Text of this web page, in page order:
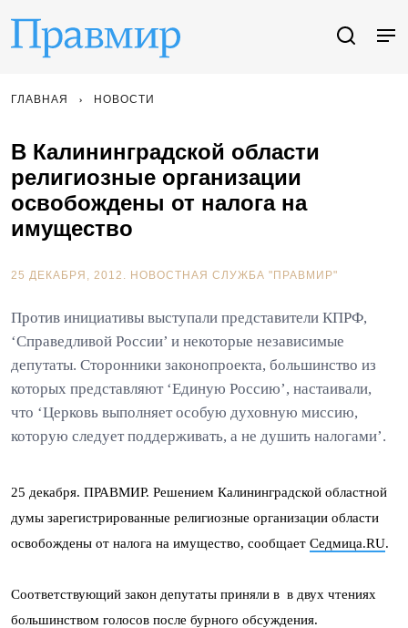
ГЛАВНАЯ НОВОСТИ
В Калининградской области
религиозные организации
освобождены от налога на
имущество
25 ДЕКАБРЯ, 2012. НОВОСТНАЯ СЛУЖБА "ПРАВМИР"
Против инициативы выступали представители КПРФ,
‘Справедливой России’ и некоторые независимые
депутаты. Сторонники законопроекта, большинство из
которых представляют ‘Единую Россию’, настаивали,
что ‘Церковь выполняет особую духовную миссию,
которую следует поддерживать, а не душить налогами’.
25 декабря. ПРАВМИР. Решением Калининградской областной
думы зарегистрированные религиозные организации области
освобождены от налога на имущество, сообщает Седмица.RU.
Соответствующий закон депутаты приняли в в двух чтениях
большинством голосов после бурного обсуждения.